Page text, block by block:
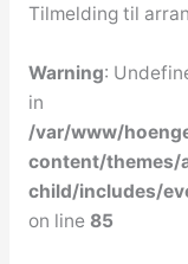
Tilmelding til
Warning:
in
/var/www/
content/themes/
child/includes/
on line 85